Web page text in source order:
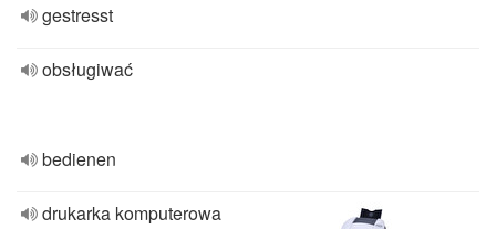
gestresst
obsługiwać
bedienen
drukarka komputerowa